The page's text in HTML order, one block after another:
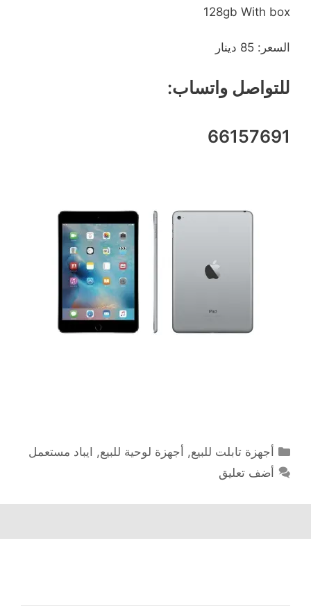
128gb With box
السعر: 85 دينار
للتواصل واتساب:
66157691
التصنيفات
أجهزة تابلت للبيع, أجهزة لوحية للبيع, ايباد مستعمل
أضف تعليق